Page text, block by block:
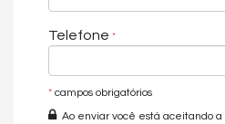
Terraço
Telefone
* campos obrigatórios
Ao enviar você está aceitando a